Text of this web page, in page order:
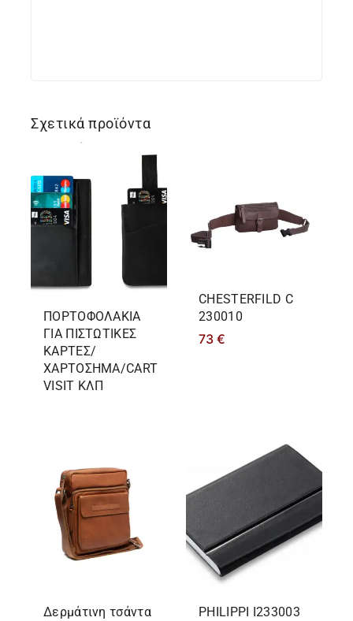
Σχετικά προϊόντα
ΠΟΡΤΟΦΟΛΑΚΙΑ
ΓΙΑ ΠΙΣΤΩΤΙΚΕΣ
ΚΑΡΤΕΣ/
ΧΑΡΤΟΣΗΜΑ/CART
VISIT ΚΛΠ
CHESTERFILD C
230010
73 €
Δερμάτινη τσάντα
PHILIPPΙ I233003